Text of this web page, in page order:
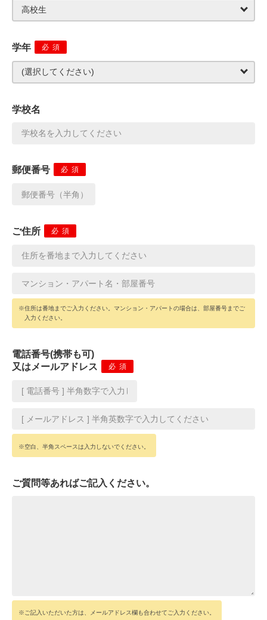
学年 必須
学校名
郵便番号 必須
ご住所 必須
※住所は番地までご入力ください。マンション・アパートの場合は、部屋番号までご
入力ください。
電話番号(携帯も可)
又はメールアドレス
必須
※空白、半角スペースは入力しないでください。
ご質問等あればご記入ください。
※ご記入いただいた方は、メールアドレス欄も合わせてご入力ください。